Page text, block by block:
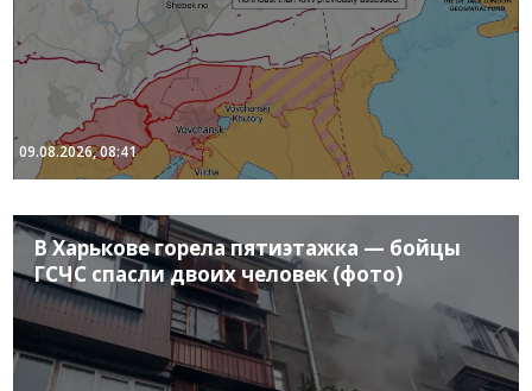
09.08.2026, 08:41
В Харькове горела пятиэтажка — бойцы
ГСЧС спасли двоих человек (фото)